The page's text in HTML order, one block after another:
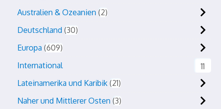
Australien & Ozeanien 2
Deutschland 30
Europa 609
International
11
Lateinamerika und Karibik 21
Naher und Mittlerer Osten 3